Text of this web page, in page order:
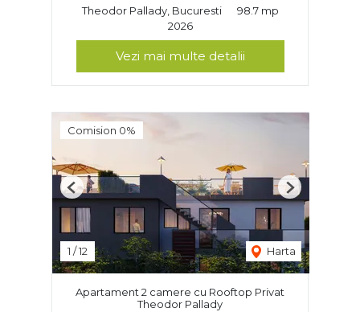
Theodor Pallady, Bucuresti
98.7 mp
2026
Vezi mai multe detalii
Comision 0%
1 /12 Harta
Previous Next
Apartament 2 camere cu Rooftop Privat
Theodor Pallady